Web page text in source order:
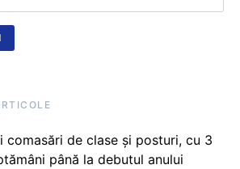
comasări de clase și posturi, cu 3
până la debutul anului